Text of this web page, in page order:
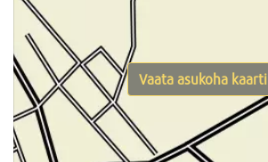
Vaata asukoha kaarti